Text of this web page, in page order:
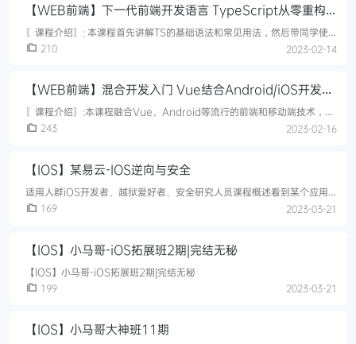
建多环境支持，为 App 开发作准备.md│ ├┈[
【WEB前端】下一代前端开发语言 TypeScript从零重构
axios
〖课程介绍〗: 本课程首先讲解TS的基础语法和常见用法，然后带同学使
用TS去实现一个完整的axios JS库，进行完整的单元测试，最后把开发的
你，一定要看，有福利】 试看1 节 | 10分钟介绍本课程的主要内容，通过
210 2023-02-14
【WEB前端】混合开发入门 Vue结合Android/iOS开发仿
京东项目App
〖课程介绍〗:本课程融合Vue、Android等流行的前端和移动端技术，混
合开发经典电商APP——京东。课程将复杂功能与知识点完美融合，带你
243 2023-02-16
【IOS】某易云-IOS逆向与安全
适用人群iOS开发者、越狱爱好者、安全研究人员课程概述看到某个应用
的炫酷功能，想要借鉴学习，却又无从下手？想要入坑越狱开发，却发现
狱开发逆向需要的知识开始，通过学习理论知识、工具的原理以及实战演
准备、O
169 2023-03-21
【IOS】小马哥-iOS拓展班2期|完结无秘
【IOS】小马哥-iOS拓展班2期|完结无秘
199 2023-03-21
【IOS】小马哥大神班11期